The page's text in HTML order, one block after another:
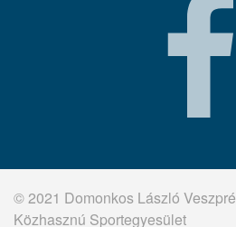
© 2021 Domonkos László
Közhasznú Sportegyesület